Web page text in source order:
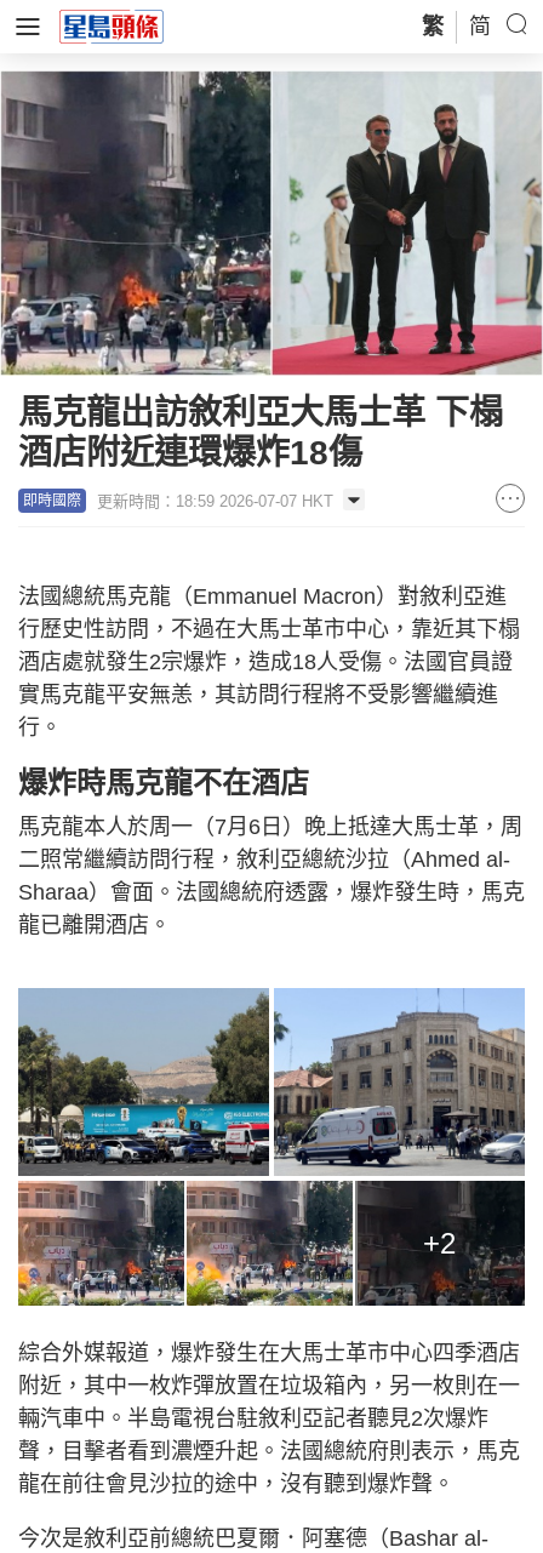
繁 简
馬克龍出訪敘利亞大馬士革 下榻
酒店附近連環爆炸18傷
即時國際 更新時間：18:59 2026-07-07 HKT
法國總統馬克龍（Emmanuel Macron）對敘利亞進
行歷史性訪問，不過在大馬士革市中心，靠近其下榻
酒店處就發生2宗爆炸，造成18人受傷。法國官員證
實馬克龍平安無恙，其訪問行程將不受影響繼續進
行。
爆炸時馬克龍不在酒店
馬克龍本人於周一（7月6日）晚上抵達大馬士革，周
二照常繼續訪問行程，敘利亞總統沙拉（Ahmed al-
Sharaa）會面。法國總統府透露，爆炸發生時，馬克
龍已離開酒店。
+2
綜合外媒報道，爆炸發生在大馬士革市中心四季酒店
附近，其中一枚炸彈放置在垃圾箱內，另一枚則在一
輛汽車中。半島電視台駐敘利亞記者聽見2次爆炸
聲，目擊者看到濃煙升起。法國總統府則表示，馬克
龍在前往會見沙拉的途中，沒有聽到爆炸聲。
今次是敘利亞前總統巴夏爾．阿塞德（Bashar al-